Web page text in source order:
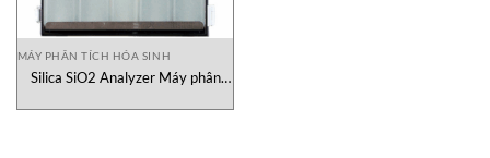
MÁY PHÂN TÍCH HÓA SINH
Silica SiO2 Analyzer Máy phân